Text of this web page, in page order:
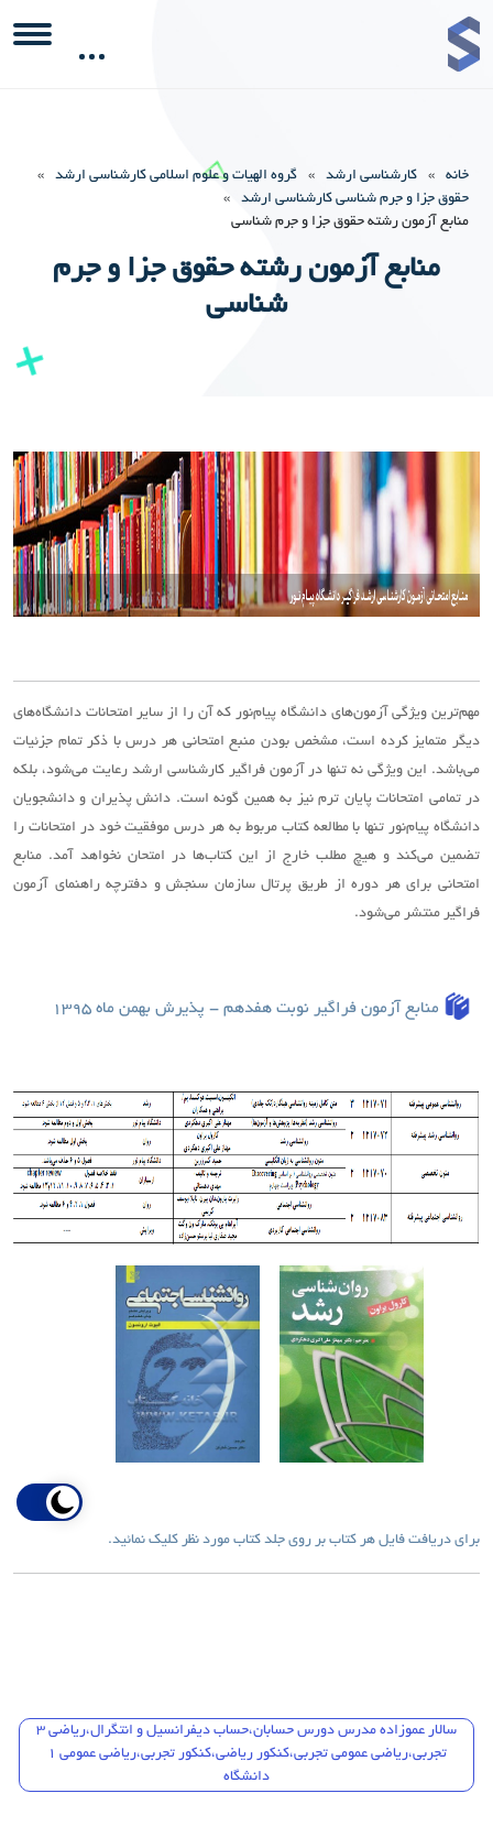
خانه » کارشناسی ارشد » گروه الهیات و علوم اسلامی کارشناسی ارشد
»
حقوق جزا و جرم شناسی کارشناسی ارشد
»
منابع آزمون رشته حقوق جزا و جرم شناسی
منابع آزمون رشته حقوق جزا و جرم
شناسی
مهم‌ترین ویژگی آزمون‌های دانشگاه پیام‌نور که آن را از سایر امتحانات دانشگاه‌های
دیگر متمایز کرده است، مشخص بودن منبع امتحانی هر درس با ذکر تمام جزئیات
می‌باشد. این ویژگی نه تنها در آزمون فراگیر کارشناسی ارشد رعایت می‌شود، بلکه
در تمامی امتحانات پایان ترم نیز به همین گونه است. دانش پذیران و دانشجویان
دانشگاه پیام‌نور تنها با مطالعه کتاب مربوط به هر درس موفقیت خود در امتحانات را
تضمین می‌کند و هیچ مطلب خارج از این کتاب‌ها در امتحان نخواهد آمد. منابع
امتحانی برای هر دوره از طریق پرتال سازمان سنجش و دفترچه راهنمای آزمون
فراگیر منتشر می‌شود.
منابع آزمون فراگیر نوبت هفدهم - پذیرش بهمن ماه 1395
برای دریافت فایل هر کتاب بر روی جلد کتاب مورد نظر کلیک نمائید.
سالار عموزاده مدرس دورس حسابان،حساب دیفرانسیل و انتگرال،ریاضی 3
تجربی،ریاضی عمومی تجربی،کنکور ریاضی،کنکور تجربی،ریاضی عمومی 1
دانشگاه